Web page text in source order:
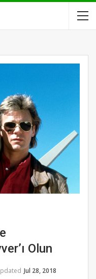
Olun
Jul 28, 2018